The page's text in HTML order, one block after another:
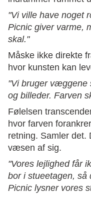
"Vi ville have noget
Picnic giver varme,
skal."
Måske ikke direkte
hvor kunsten kan
"Vi bruger væggene
og billeder. Farven
Følelsen
hvor farven
retning. Samler det.
væsen af sig.
"Vores lejlighed får
bor i stueetagen, så
Picnic lysner vores